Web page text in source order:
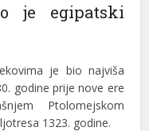
je egipatski
je bio najviša
godine prije nove ere
Ptolomejskom
1323. godine.